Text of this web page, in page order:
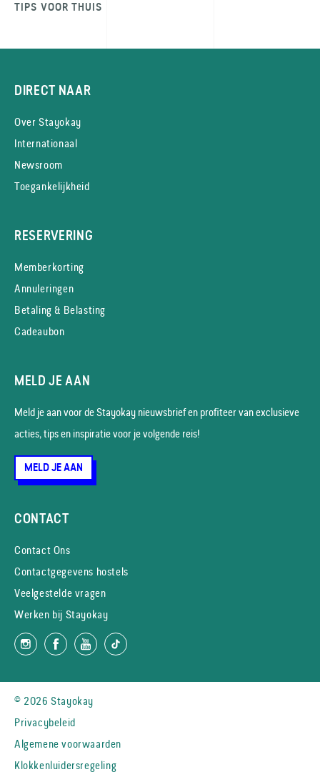
TIPS VOOR THUIS
DIRECT NAAR
Over Stayokay
Internationaal
Newsroom
Toegankelijkheid
RESERVERING
Memberkorting
Annuleringen
Betaling & Belasting
Cadeaubon
MELD JE AAN
Meld je aan voor de Stayokay nieuws­brief en profiteer van exclusieve
acties, tips en inspiratie voor je volgende reis!
MELD JE AAN
CONTACT
Contact Ons
Contactgegevens hostels
Veelgestelde vragen
Werken bij Stayokay
© 2026 Stayokay
Privacybeleid
Algemene voorwaarden
Klokkenluidersregeling